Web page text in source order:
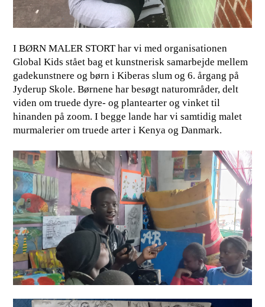
I BØRN MALER STORT har vi med organisationen
Global Kids stået bag et kunstnerisk samarbejde mellem
gadekunstnere og børn i Kiberas slum og 6. årgang på
Jyderup Skole. Børnene har besøgt naturområder, delt
viden om truede dyre- og plantearter og vinket til
hinanden på zoom. I begge lande har vi samtidig malet
murmalerier om truede arter i Kenya og Danmark.